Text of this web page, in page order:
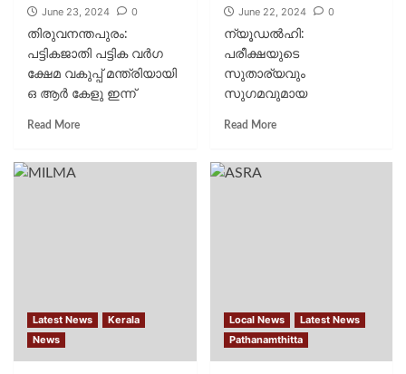
June 23, 2024
0
തിരുവനന്തപുരം:
പട്ടികജാതി പട്ടിക വര്‍ഗ
ക്ഷേമ വകുപ്പ് മന്ത്രിയായി
ഒ ആര്‍ കേളു ഇന്ന്
നാലു മണിക്കാണ്
Read More
June 22, 2024
0
ന്യൂഡൽഹി:
പരീക്ഷയുടെ
സുതാര്യവും
സുഗമവുമായ
സമിതിയെ നിയോഗിച്ചു.
Read More
Latest News
Kerala
News
Local News
Latest News
Pathanamthitta